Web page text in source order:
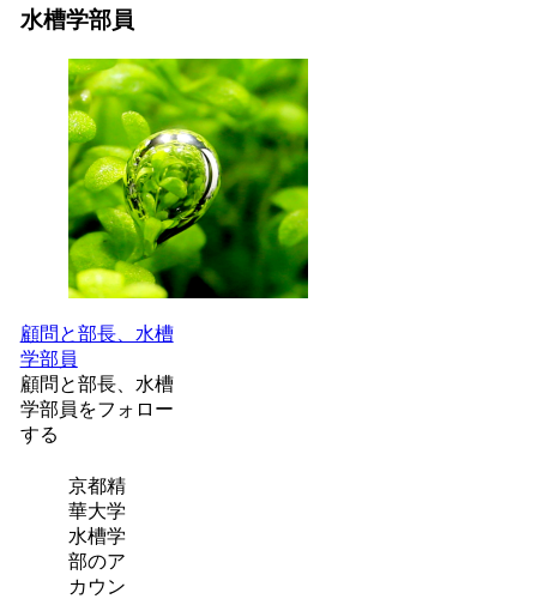
水槽学部員
顧問と部長、水槽
学部員
顧問と部長、水槽
学部員をフォロー
する
京都精
華大学
水槽学
部のア
カウン